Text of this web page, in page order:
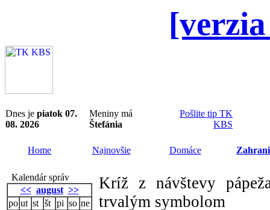
Dnes je piatok 07.
08. 2026
Meniny má
Štefánia
Pošlite tip TK
KBS
Home Najnovšie Domáce
Kalendár správ
<< august >>
po ut st št pi so ne
Kríž z návštevy
trvalým symbolom